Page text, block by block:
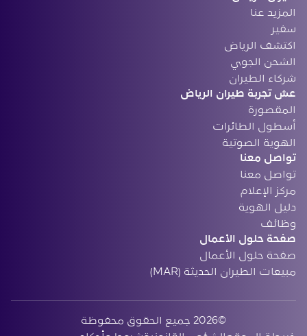
المزيد عنا
سفير
‏اكتشف الرياض
الشحن الجوي
‏شركاء الطيران
‏عش تجربة طيران الرياض
المقصورة
أسطول الطائرات
الهوية الصوتية
تواصل معنا
تواصل معنا
مركز الإعلام
دليل الهوية
وظائف
صفحة حلول الأعمال
صفحة حلول الأعمال
مبيعات الطيران الحديثة (MAR)
©2026 ‏جميع الحقوق محفوظة